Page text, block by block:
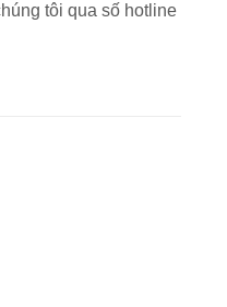
tôi qua số hotline